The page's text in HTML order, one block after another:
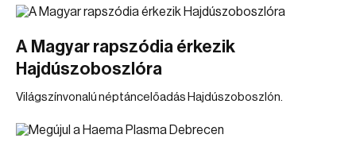
A Magyar rapszódia érkezik
Hajdúszoboszlóra
Világszínvonalú néptáncelőadás Hajdúszoboszlón.